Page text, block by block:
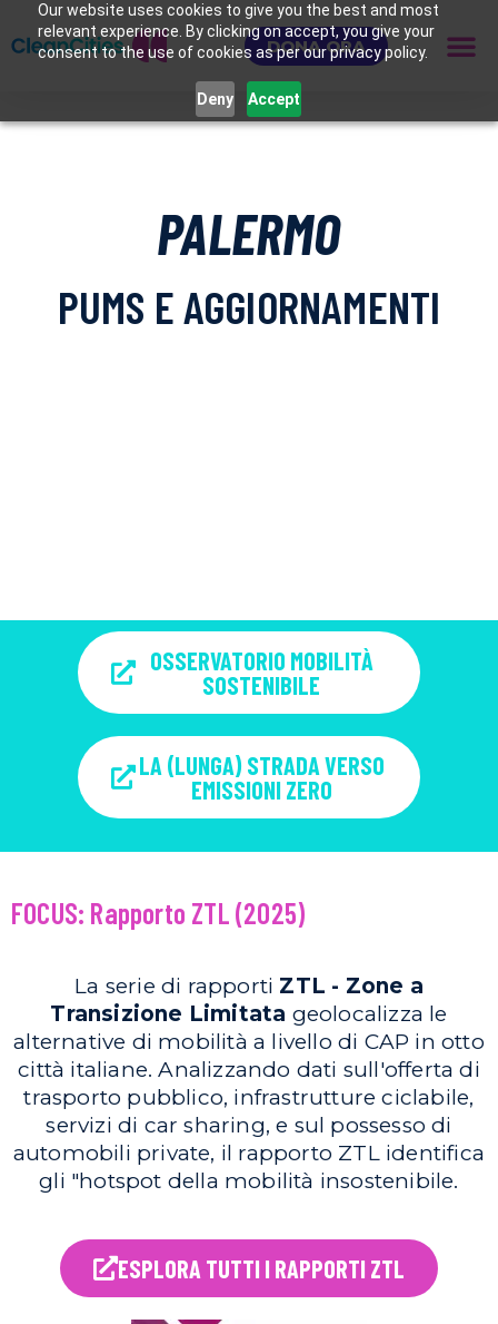
Our website uses cookies to give you the best and most
relevant experience. By clicking on accept, you give your
consent to the use of cookies as per our privacy policy.
Deny Accept
DONA ORA
PALERMO
PUMS E AGGIORNAMENTI
OSSERVATORIO MOBILITÀ
SOSTENIBILE
LA (LUNGA) STRADA VERSO
EMISSIONI ZERO
FOCUS: Rapporto ZTL (2025)
La serie di rapporti ZTL - Zone a
Transizione Limitata geolocalizza le
alternative di mobilità a livello di CAP in otto
città italiane. Analizzando dati sull'offerta di
trasporto pubblico, infrastrutture ciclabile,
servizi di car sharing, e sul possesso di
automobili private, il rapporto ZTL identifica
gli "hotspot della mobilità insostenibile.
ESPLORA TUTTI I RAPPORTI ZTL